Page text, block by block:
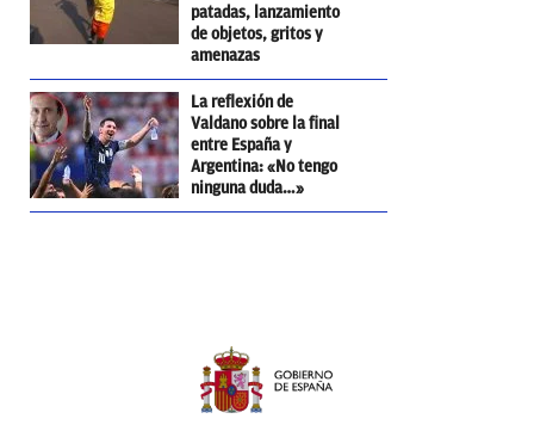
patadas, lanzamiento
de objetos, gritos y
amenazas
La reflexión de
Valdano sobre la final
entre España y
Argentina: «No tengo
ninguna duda…»